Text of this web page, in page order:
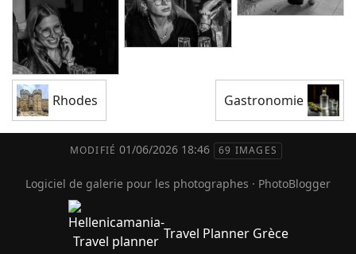
Rhodes Gastronomie
MODIFIÉ 01/06/2026 18:46 69 IMAGES
Logiciel de galerie pour les photographes · PhotoBlogger
Travel Planner Grèce